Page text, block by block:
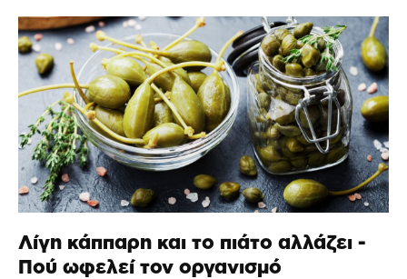
Λίγη κάππαρη και το πιάτο αλλάζει -
Πού ωφελεί τον οργανισμό